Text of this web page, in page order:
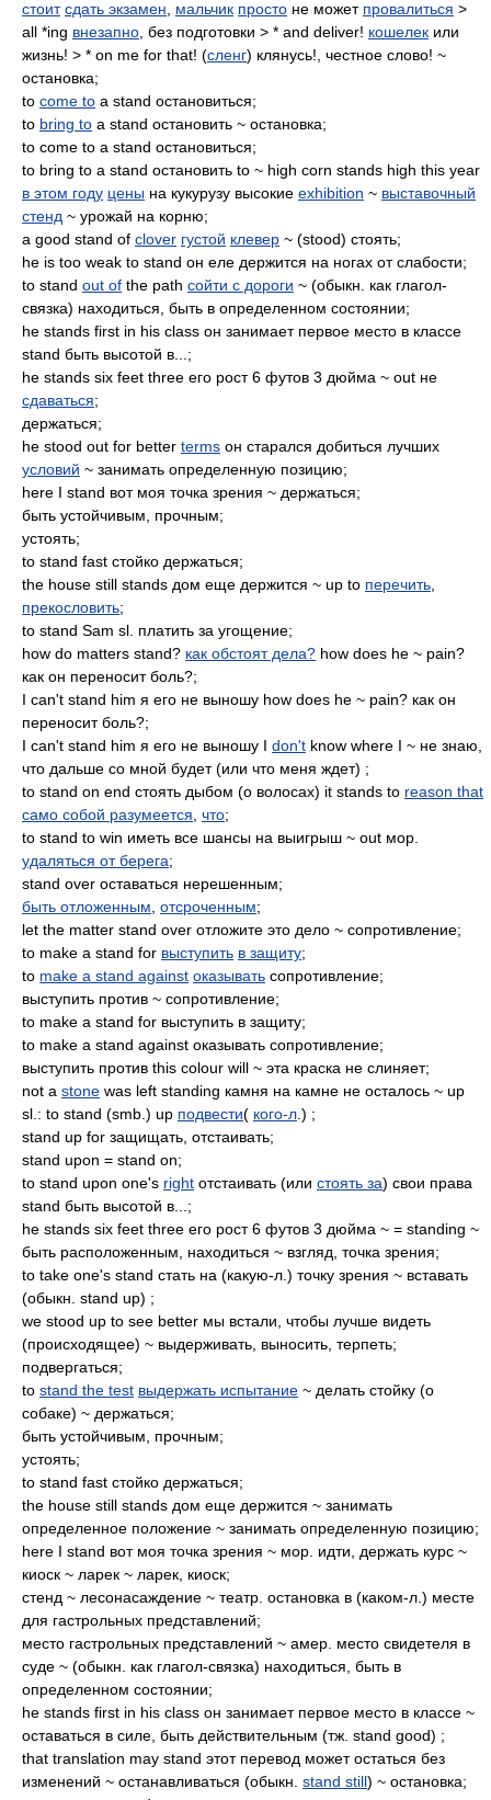
стоит сдать экзамен мальчик просто не может провалиться >
all *ing внезапно , без подготовки > * and deliver! кошелек или
жизнь! > * on me for that! (сленг) клянусь!, честное слово! ~
остановка;
to come to a stand остановиться;
to bring to a stand остановить ~ остановка;
to come to a stand остановиться;
to bring to a stand остановить to ~ high corn stands high this year
в этом году цены на кукурузу высокие exhibition ~ выставочный
стенд ~ урожай на корню;
a good stand of clover густой клевер ~ (stood) стоять;
he is too weak to stand он еле держится на ногах от слабости;
to stand out of the path сойти с дороги ~ (обыкн. как глагол-
связка) находиться, быть в определенном состоянии;
he stands first in his class он занимает первое место в классе
stand быть высотой в...;
he stands six feet three его рост 6 футов 3 дюйма ~ out не
сдаваться;
держаться;
he stood out for better terms он старался добиться лучших
условий ~ занимать определенную позицию;
here I stand вот моя точка зрения ~ держаться;
быть устойчивым, прочным;
устоять;
to stand fast стойко держаться;
the house still stands дом еще держится ~ up to перечить
прекословить;
to stand Sam sl. платить за угощение;
how do matters stand? как обстоят дела? how does he ~ pain?
как он переносит боль?;
I can't stand him я его не выношу how does he ~ pain? как он
переносит боль?;
I can't stand him я его не выношу I don't know where I ~ не знаю,
что дальше со мной будет (или что меня ждет) ;
to stand on end стоять дыбом (о волосах) it stands to reason that
само собой разумеется что;
to stand to win иметь все шансы на выигрыш ~ out мор.
удаляться от берега;
stand over оставаться нерешенным;
быть отложенным отсроченным;
let the matter stand over отложите это дело ~ сопротивление;
to make a stand for выступить в защиту;
to make a stand against оказывать сопротивление;
выступить против ~ сопротивление;
to make a stand for выступить в защиту;
to make a stand against оказывать сопротивление;
выступить против this colour will ~ эта краска не слиняет;
not a stone was left standing камня на камне не осталось ~ up
sl.: to stand (smb.) up подвести( кого-л .) ;
stand up for защищать, отстаивать;
stand upon = stand on;
to stand upon one's right отстаивать (или стоять за) свои права
stand быть высотой в...;
he stands six feet three его рост 6 футов 3 дюйма ~ = standing ~
быть расположенным, находиться ~ взгляд, точка зрения;
to take one's stand стать на (какую-л.) точку зрения ~ вставать
(обыкн. stand up) ;
we stood up to see better мы встали, чтобы лучше видеть
(происходящее) ~ выдерживать, выносить, терпеть;
подвергаться;
to stand the test выдержать испытание ~ делать стойку (о
собаке) ~ держаться;
быть устойчивым, прочным;
устоять;
to stand fast стойко держаться;
the house still stands дом еще держится ~ занимать
определенное положение ~ занимать определенную позицию;
here I stand вот моя точка зрения ~ мор. идти, держать курс ~
киоск ~ ларек ~ ларек, киоск;
стенд ~ лесонасаждение ~ театр. остановка в (каком-л.) месте
для гастрольных представлений;
место гастрольных представлений ~ амер. место свидетеля в
суде ~ (обыкн. как глагол-связка) находиться, быть в
определенном состоянии;
he stands first in his class он занимает первое место в классе ~
оставаться в силе, быть действительным (тж. stand good) ;
that translation may stand этот перевод может остаться без
изменений ~ останавливаться (обыкн. stand still) ~ остановка;